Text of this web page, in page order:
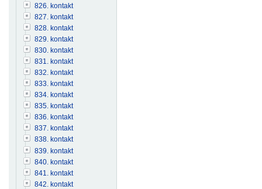
826. kontakt
827. kontakt
828. kontakt
829. kontakt
830. kontakt
831. kontakt
832. kontakt
833. kontakt
834. kontakt
835. kontakt
836. kontakt
837. kontakt
838. kontakt
839. kontakt
840. kontakt
841. kontakt
842. kontakt